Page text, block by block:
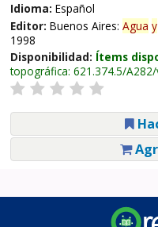
Idioma: Español
Editor: Buenos Aires: Agua y
1998
Disponibilidad: Ítems
topográfica: 621.374.5/